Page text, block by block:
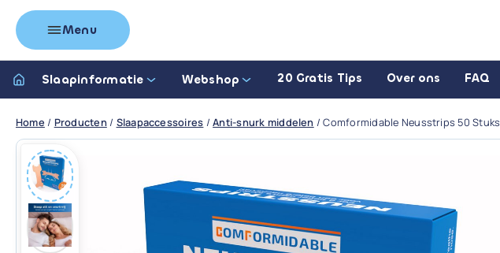
Menu
Slaapinformatie Webshop 20 Gratis Tips Over ons FAQ
Home / Producten/ Slaapaccessoires /Anti-snurk middelen /Comformidable Neusstrips 50